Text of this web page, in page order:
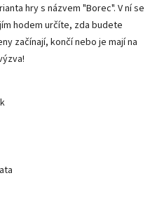
hry s názvem "Borec". V ní se
hodem určíte, zda budete
začínají, končí nebo je mají na